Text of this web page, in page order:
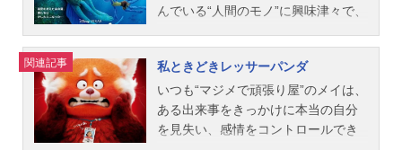
藤哲夫ヘレクトリクス：サンシャイ
馬幸人アンダーマイナー：髙田延彦
スタッフ脚本＆監督：ブラッド・バ
ード製作：ジョン・ウォーカー、ニ
コル・パラディス・グリンド...
ジボー・ピープ：戸田恵子フォーキ
川智之ダッキー：松尾駿（チョコレ
ートプラネット）バニー：長田庄平
（チョコレートプラネット）ギャビ
ー・ギャビー：新木優子ギグル・マ
クディンプルズ：竹内順子ジェシ
気な兄バーリーの助けを借りて、イ
魔法を探す旅に出るが、彼らに残さ
れた時間は、あと24時間しかなかっ
た…。作品名2分の1の魔法放送形態
劇場版アニメシリーズディズニー映
画スケジュール2020年8月21日
ず、“人間に生まれたくない”と何百年
番”と呼ばれるソウル。夢のために地
上での人生を取り戻したいジョーは2
2番に協力を求めるが…奇跡の大冒険
を繰り広げる二人が、最後に見つけ
た＜人生のきらめき＞とは…？作品
んでいる“人間のモノ”に興味津々で、
ばかり。人間の世界を知るシー・モ
ンスターのアルベルトと出会った彼
は、ついに海の掟を破り、2人でポル
トロッソの町に足を踏み入れる。身
体が乾くと人間の姿になる性質を持
関連記事
私ときどきレッサーパンダ
いつも“マジメで頑張り屋”のメイは、
ある出来事をきっかけに本当の自分
を見失い、感情をコントロールでき